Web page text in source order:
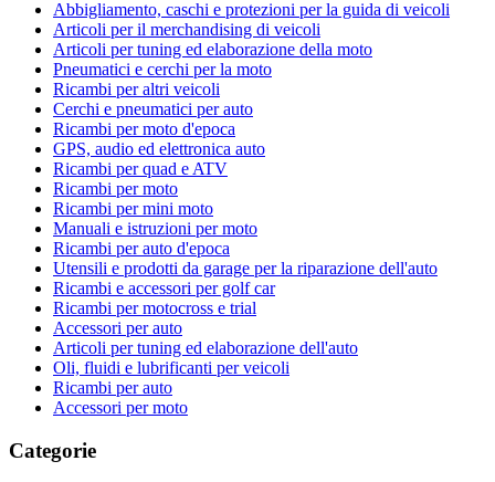
Abbigliamento, caschi e protezioni per la guida di veicoli
Articoli per il merchandising di veicoli
Articoli per tuning ed elaborazione della moto
Pneumatici e cerchi per la moto
Ricambi per altri veicoli
Cerchi e pneumatici per auto
Ricambi per moto d'epoca
GPS, audio ed elettronica auto
Ricambi per quad e ATV
Ricambi per moto
Ricambi per mini moto
Manuali e istruzioni per moto
Ricambi per auto d'epoca
Utensili e prodotti da garage per la riparazione dell'auto
Ricambi e accessori per golf car
Ricambi per motocross e trial
Accessori per auto
Articoli per tuning ed elaborazione dell'auto
Oli, fluidi e lubrificanti per veicoli
Ricambi per auto
Accessori per moto
Categorie